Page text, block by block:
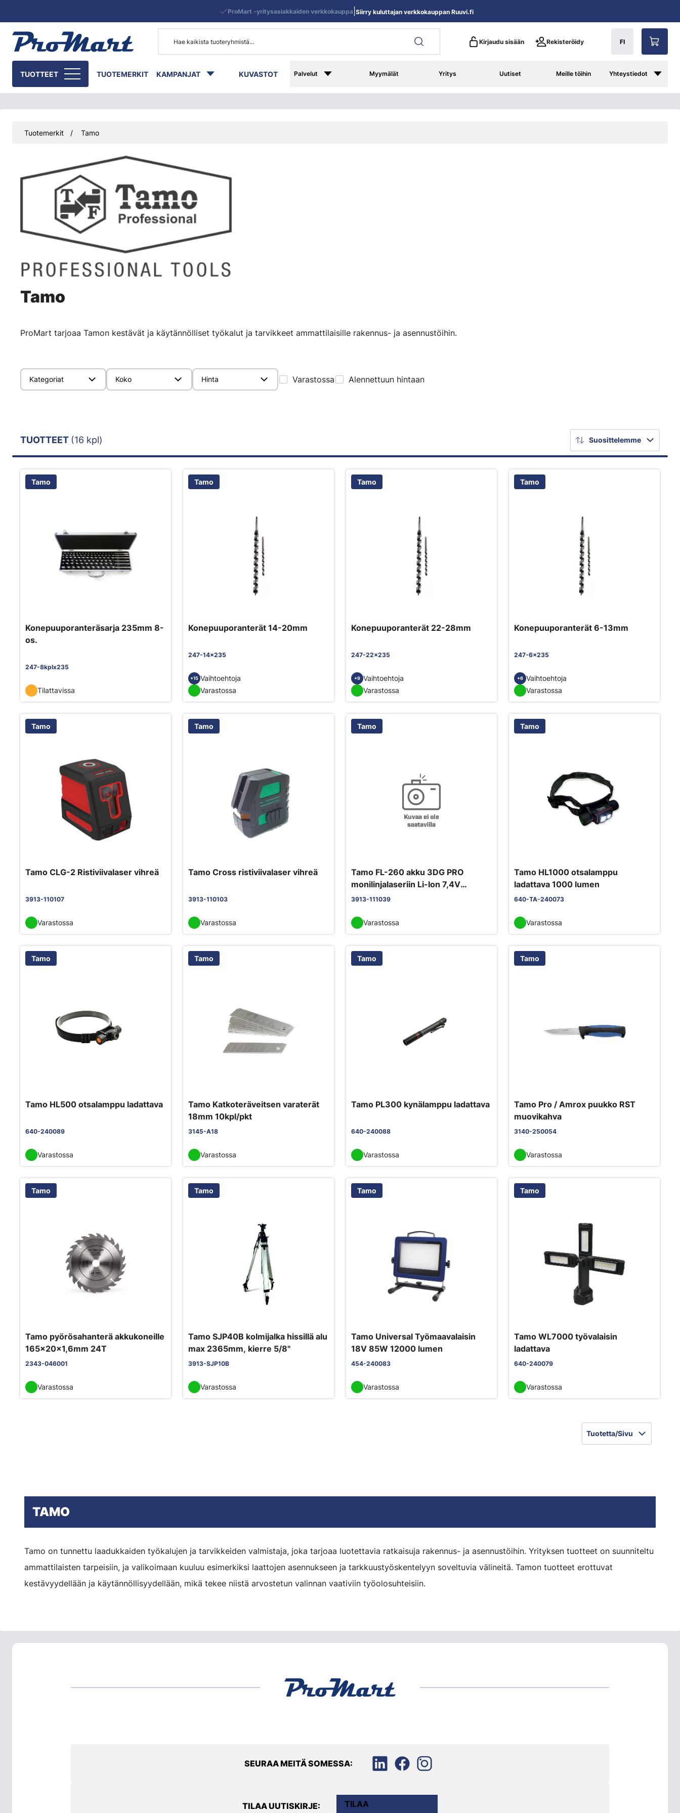
Kirjaudu sisään Rekisteröidy FI
TUOTTEET TUOTEMERKIT KAMPANJAT KUVASTOT Palvelut Myymälät Yritys Uutiset Meille töihin Yhteystiedot
ProMart -yritysasiakkaiden verkkokauppa| Siirry kuluttajan verkkokauppan Ruuvi.fi
Tuotemerkit Tamo
Tamo
ProMart tarjoaa Tamon kestävät ja käytännölliset työkalut ja tarvikkeet ammattilaisille rakennus- ja asennustöihin.
Kategoriat Koko Hinta Varastossa Alennettuun hintaan
Suosittelemme
TUOTTEET (16 kpl)
Tamo
Konepuuporanteräsarja 235mm 8-
os.
247-8kplx235
Tilattavissa
Tamo
Konepuuporanterät 14-20mm
247-14x235
+15 Vaihtoehtoja
Varastossa
Tamo
Konepuuporanterät 22-28mm
247-22x235
+9 Vaihtoehtoja
Varastossa
Tamo
Konepuuporanterät 6-13mm
247-6x235
+6 Vaihtoehtoja
Varastossa
Tamo
Tamo CLG-2 Ristiviivalaser vihreä
3913-110107
Varastossa
Tamo
Tamo Cross ristiviivalaser vihreä
3913-110103
Varastossa
Tamo
Tamo FL-260 akku 3DG PRO
monilinjalaseriin Li-Ion 7,4V
2600mAh
3913-111039
Varastossa
Tamo
Tamo HL1000 otsalamppu
ladattava 1000 lumen
640-TA-240073
Varastossa
Tamo
Tamo HL500 otsalamppu ladattava
640-240089
Varastossa
Tamo
Tamo Katkoteräveitsen varaterät
18mm 10kpl/pkt
3145-A18
Varastossa
Tamo
Tamo PL300 kynälamppu ladattava
640-240088
Varastossa
Tamo
Tamo Pro / Amrox puukko RST
muovikahva
3140-250054
Varastossa
Tamo
Tamo pyörösahanterä akkukoneille
165x20x1,6mm 24T
2343-046001
Varastossa
Tamo
Tamo SJP40B kolmijalka hissillä alu
max 2365mm, kierre 5/8"
3913-SJP10B
Varastossa
Tamo
Tamo Universal Työmaavalaisin
18V 85W 12000 lumen
454-240083
Varastossa
Tamo
Tamo WL7000 työvalaisin
ladattava
640-240079
Varastossa
Tuotetta/Sivu
TAMO
Tamo on tunnettu laadukkaiden työkalujen ja tarvikkeiden valmistaja, joka tarjoaa luotettavia ratkaisuja rakennus- ja asennustöihin. Yrityksen tuotteet on suunniteltu
ammattilaisten tarpeisiin, ja valikoimaan kuuluu esimerkiksi laattojen asennukseen ja tarkkuustyöskentelyyn soveltuvia välineitä. Tamon tuotteet erottuvat
kestävyydellään ja käytännöllisyydellään, mikä tekee niistä arvostetun valinnan vaativiin työolosuhteisiin.
SEURAA MEITÄ SOMESSA:
TILAA UUTISKIRJE: TILAA